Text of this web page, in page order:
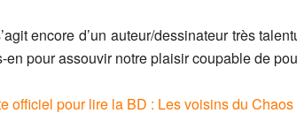
encore d’un auteur/dessinateur très
en pour assouvir notre plaisir coupable de
officiel pour lire la BD : Les voisins du Chaos